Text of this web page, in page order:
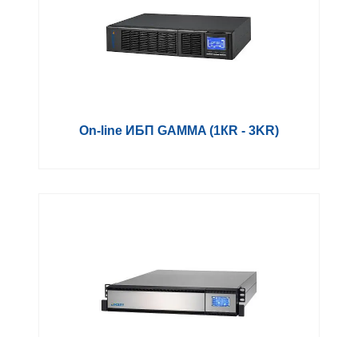
On-line ИБП GAMMA (1КR - 3KR)